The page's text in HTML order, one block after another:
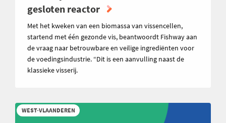
gesloten reactor
Met het kweken van een biomassa van vissencellen,
startend met één gezonde vis, beantwoordt Fishway aan
de vraag naar betrouwbare en veilige ingrediënten voor
de voedingsindustrie. “Dit is een aanvulling naast de
klassieke visserij.
WEST-VLAANDEREN